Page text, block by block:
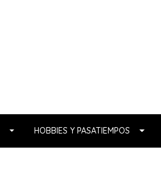
HOBBIES Y PASATIEMPOS